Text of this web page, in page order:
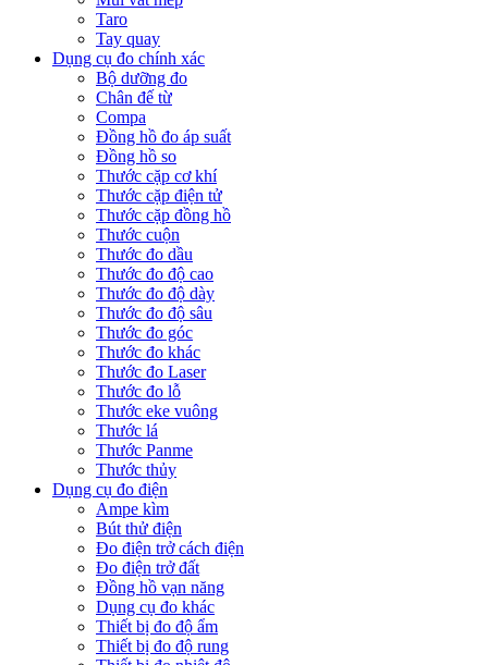
Taro
Tay quay
Dụng cụ đo chính xác
Bộ dưỡng đo
Chân đế từ
Compa
Đồng hồ đo áp suất
Đồng hồ so
Thước cặp cơ khí
Thước cặp điện tử
Thước cặp đồng hồ
Thước cuộn
Thước đo dầu
Thước đo độ cao
Thước đo độ dày
Thước đo độ sâu
Thước đo góc
Thước đo khác
Thước đo Laser
Thước đo lỗ
Thước eke vuông
Thước lá
Thước Panme
Thước thủy
Dụng cụ đo điện
Ampe kìm
Bút thử điện
Đo điện trở cách điện
Đo điện trở đất
Đồng hồ vạn năng
Dụng cụ đo khác
Thiết bị đo độ ẩm
Thiết bị đo độ rung